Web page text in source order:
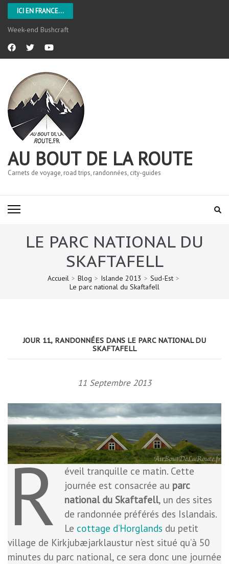
ICI EN FRANCE...
L’Aveyron
AU BOUT DE LA ROUTE
Carnets de voyage, road trips, randonnées, city-guides
LE PARC NATIONAL DU
SKAFTAFELL
Accueil > Blog > Islande 2013 > Sud-Est >
Le parc national du Skaftafell
JOUR 11, RANDONNÉES DANS LE PARC NATIONAL DU
SKAFTAFELL
11 Septembre 2013
R
éveil tranquille ce matin. Cette
journée est consacrée au parc
national du Skaftafell, un des sites
de randonnée préférés des Islandais.
Le cottage d’Horglands du petit
village de Kirkjubæjarklaustur n’est situé qu’à 50
minutes du parc national, ce sera donc une journée